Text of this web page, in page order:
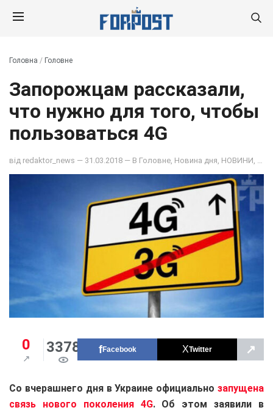
Головна / Головне
Запорожцам рассказали,
что нужно для того, чтобы
пользоваться 4G
від redaktor_news — 31.03.2018 — В Головне Новина дня НОВИНИ
0 3378 Facebook Twitter ↗
Со вчерашнего дня в Украине официально запущена
связь нового поколения 4G. Об этом заявили в